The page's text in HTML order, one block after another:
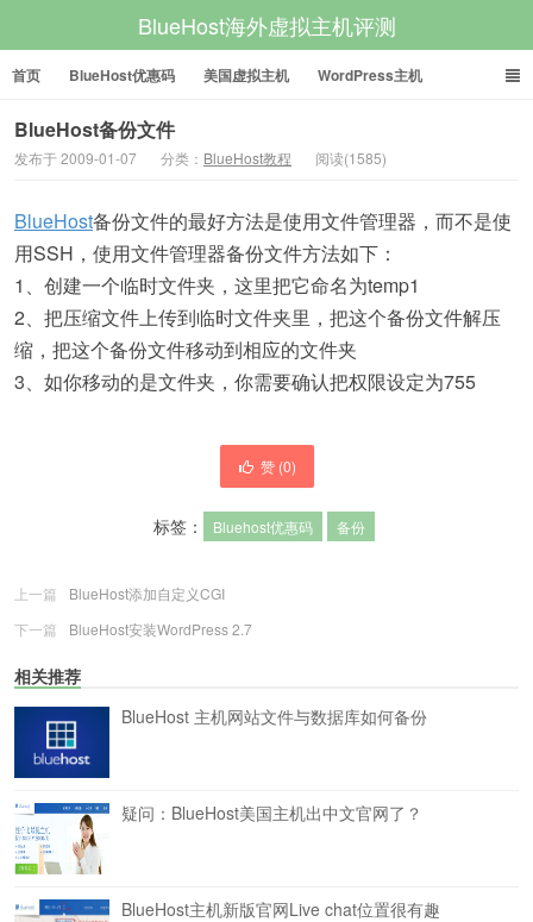
BlueHost海外虚拟主机评测
首页 BlueHost优惠码 美国虚拟主机 WordPress主机
美国VPS 美国服务器
BlueHost备份文件
发布于 2009-01-07 分类： BlueHost教程 阅读(1585)
BlueHost备份文件的最好方法是使用文件管理器，而不是使
用SSH，使用文件管理器备份文件方法如下：
1、创建一个临时文件夹，这里把它命名为temp1
2、把压缩文件上传到临时文件夹里，把这个备份文件解压
缩，把这个备份文件移动到相应的文件夹
3、如你移动的是文件夹，你需要确认把权限设定为755
赞 (0)
标签： Bluehost优惠码 备份
上一篇
BlueHost添加自定义CGI
下一篇
BlueHost安装WordPress 2.7
相关推荐
BlueHost 主机网站文件与数据库如何备份
疑问：BlueHost美国主机出中文官网了？
BlueHost主机新版官网Live chat位置很有趣